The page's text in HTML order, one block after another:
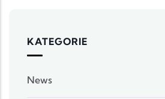
KATEGORIE
News